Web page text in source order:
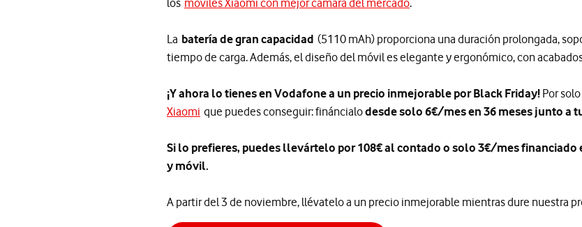
La batería de gran capacidad (5110 mAh) proporciona una duración prolongada,
tiempo de carga. Además, el diseño del móvil es elegante y ergonómico, con
¡Y ahora lo tienes en Vodafone a un precio inmejorable por Black Friday! Por
Xiaomi que puedes conseguir: fináncialodesde solo 6€/mes en 36 meses junto a
Si lo prefieres, puedes llevártelo por 108€ al contado o solo 3€/mes financiado
y móvil.
A partir del 3 de noviembre, llévatelo a un precio inmejorable mientras dure nuestra